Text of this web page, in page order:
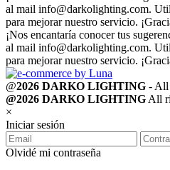
al mail info@darkolighting.com.
para mejorar nuestro servicio.
¡Nos encantaría conocer tus
al mail info@darkolighting.com.
para mejorar nuestro servicio.
@2026 DARKO LIGHTING - All
@2026 DARKO LIGHTING All
×
Iniciar sesión
Olvidé mi contraseña